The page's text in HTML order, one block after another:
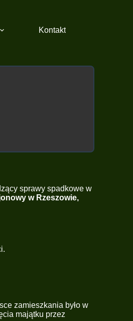
Kontakt
sprawy spadkowe w
w Rzeszowie,
zamieszkania było w
majątku przez